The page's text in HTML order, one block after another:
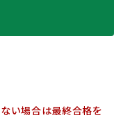
い場合は最終合格を